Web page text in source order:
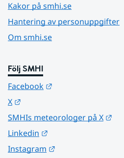
Kakor på smhi.se
Hantering av personuppgifter
Om smhi.se
Följ SMHI
Facebook
X
SMHIs meteorologer på X
Linkedin
Instagram